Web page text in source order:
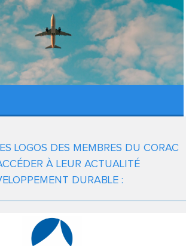
LOGOS DES MEMBRES DU CORAC
À LEUR ACTUALITÉ
DURABLE :